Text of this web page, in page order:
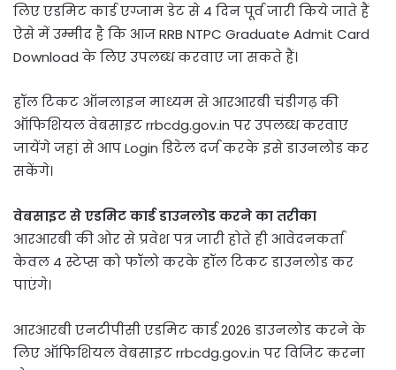
लिए एडमिट कार्ड एग्जाम डेट से 4 दिन पूर्व जारी किये जाते हैं
ऐसे में उम्मीद है कि आज RRB NTPC Graduate Admit Card
Download के लिए उपलब्ध करवाए जा सकते हैं।
हॉल टिकट ऑनलाइन माध्यम से आरआरबी चंडीगढ़ की
ऑफिशियल वेबसाइट rrbcdg.gov.in पर उपलब्ध करवाए
जायेंगे जहां से आप Login डिटेल दर्ज करके इसे डाउनलोड कर
सकेंगे।
वेबसाइट से एडमिट कार्ड डाउनलोड करने का तरीका
आरआरबी की ओर से प्रवेश पत्र जारी होते ही आवेदनकर्ता
केवल 4 स्टेप्स को फॉलो करके हॉल टिकट डाउनलोड कर
पाएंगे।
आरआरबी एनटीपीसी एडमिट कार्ड 2026 डाउनलोड करने के
लिए ऑफिशियल वेबसाइट rrbcdg.gov.in पर विजिट करना